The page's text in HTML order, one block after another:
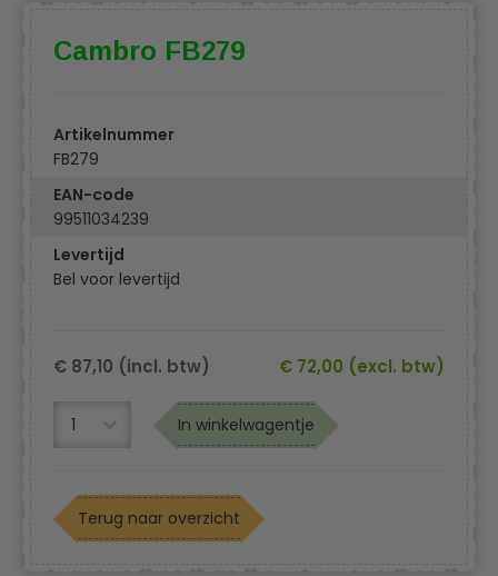
Cambro FB279
Artikelnummer
FB279
EAN-code
99511034239
Levertijd
Bel voor levertijd
€ 72,00 (excl. btw)
€ 87,10 (incl. btw)
In winkelwagentje
Terug naar overzicht